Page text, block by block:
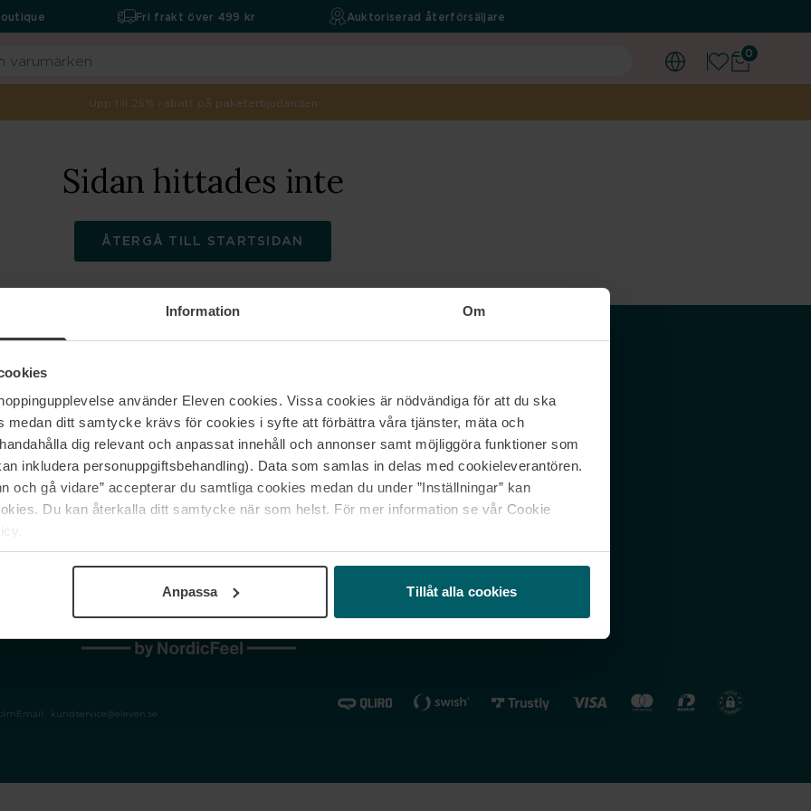
Information Om
använder Eleven cookies. Vissa cookies är nödvändiga för att du ska
medan ditt samtycke krävs för cookies i syfte att förbättra våra tjänster, mäta och
dig relevant och anpassat innehåll och annonser samt möjliggöra funktioner som
inkludera personuppgiftsbehandling). Data som samlas in delas med cookieleverantören.
och gå vidare” accepterar du samtliga cookies medan du under ”Inställningar” kan
Du kan återkalla ditt samtycke när som helst. För mer information se vår Cookie
Anpassa Tillåt alla cookies
0
Fri frakt över 499 kr Auktoriserad återförsäljare
Upp till 25% rabatt på paketerbjudanden
Sidan hittades inte
ÅTERGÅ TILL STARTSIDAN
Om oss
Jobba hos oss
Våra varumärken
Kontakta oss
Vanliga frågor & svar
Spåra min beställning
reklamationer
Nordicfeel SE
Nordicfeel FI
Nordicfeel NO
Email: kundservice@eleven.se